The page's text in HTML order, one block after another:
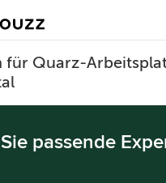
für Quarz-
passende